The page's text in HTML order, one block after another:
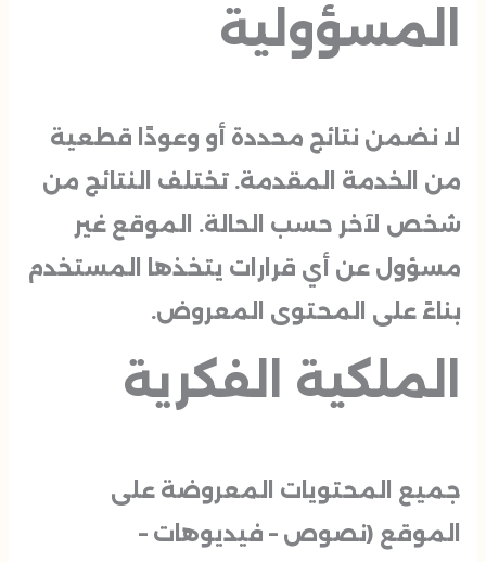
المسؤولية
لا نضمن نتائج محددة أو وعودًا قطعية
من الخدمة المقدمة. تختلف النتائج من
شخص لآخر حسب الحالة. الموقع غير
مسؤول عن أي قرارات يتخذها المستخدم
بناءً على المحتوى المعروض.
الملكية الفكرية
جميع المحتويات المعروضة على
الموقع (نصوص – فيديوهات –